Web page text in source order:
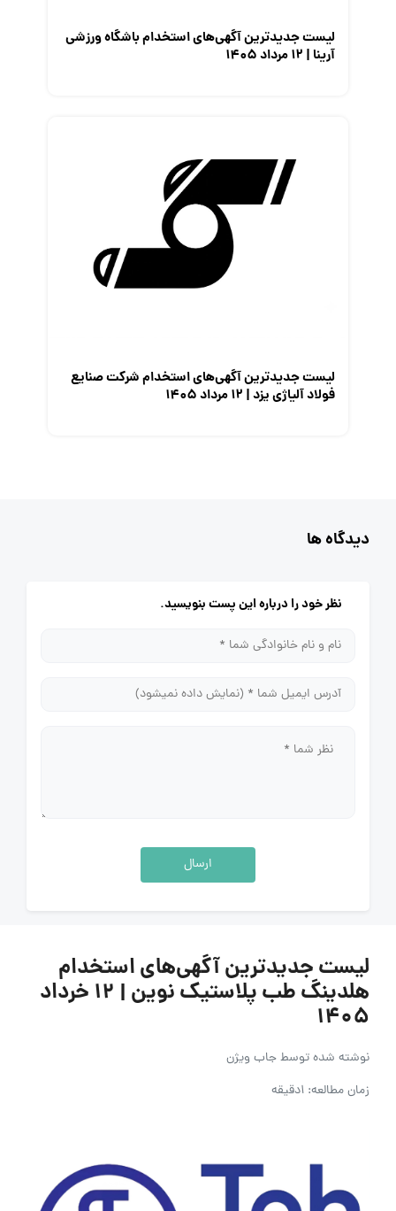
لیست جدیدترین آگهی‌های استخدام باشگاه ورزشی
آرینا | ۱۲ مرداد ۱۴۰۵
لیست جدیدترین آگهی‌های استخدام شرکت صنایع
فولاد آلیاژی یزد | ۱۲ مرداد ۱۴۰۵
دیدگاه ها
نظر خود را درباره این پست بنویسید.
ارسال
لیست جدیدترین آگهی‌های استخدام
هلدینگ طب پلاستیک نوین | ۱۲ خرداد
۱۴۰۵
نوشته شده توسطجاب ویژن
زمان مطالعه: 1دقیقه